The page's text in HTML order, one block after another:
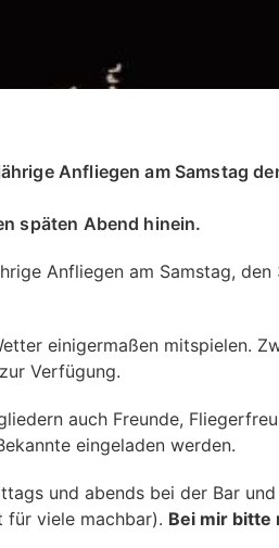
Anfliegen am Samstag
späten Abend hinein.
Anfliegen am Samstag, den
einigermaßen mitspielen.
Verfügung.
auch Freunde,
eingeladen werden.
und abends bei der Bar
für viele machbar). Bei mir bitte